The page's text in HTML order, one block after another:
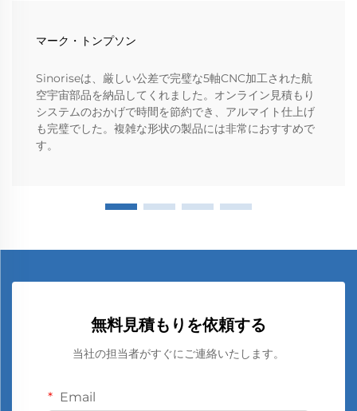
マーク・トンプソン
Sinoriseは、厳しい公差で完璧な5軸CNC加工された航
空宇宙部品を納品してくれました。オンライン見積もり
システムのおかげで時間を節約でき、アルマイト仕上げ
も完璧でした。複雑な形状の製品には非常におすすめで
す。
無料見積もりを依頼する
当社の担当者がすぐにご連絡いたします。
Email